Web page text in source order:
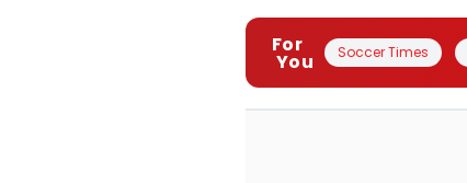
For
You Soccer Times